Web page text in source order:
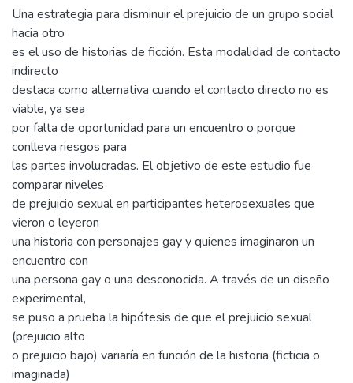
Una estrategia para disminuir el prejuicio de un grupo social
hacia otro
es el uso de historias de ficción. Esta modalidad de contacto
indirecto
destaca como alternativa cuando el contacto directo no es
viable, ya sea
por falta de oportunidad para un encuentro o porque
conlleva riesgos para
las partes involucradas. El objetivo de este estudio fue
comparar niveles
de prejuicio sexual en participantes heterosexuales que
vieron o leyeron
una historia con personajes gay y quienes imaginaron un
encuentro con
una persona gay o una desconocida. A través de un diseño
experimental,
se puso a prueba la hipótesis de que el prejuicio sexual
(prejuicio alto
o prejuicio bajo) variaría en función de la historia (ficticia o
imaginada)